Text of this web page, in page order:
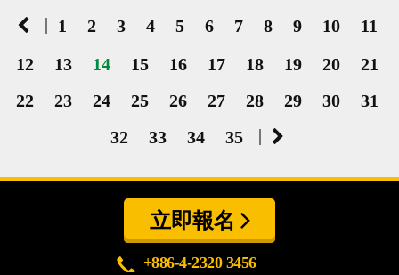
| 1 2 3 4 5 6 7 8 9 10
11
12
13 14 15 16 17 18 19 20
21
22
23 24 25 26 27 28 29 30
31
32
33 34 35 |
立即報名
+886-4-2320 3456